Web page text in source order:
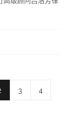
3 4